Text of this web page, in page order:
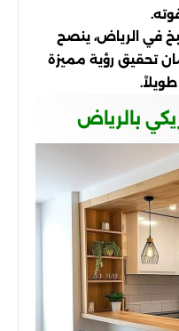
في الرياض، ينصح
تحقيق رؤية مميزة
بالرياض